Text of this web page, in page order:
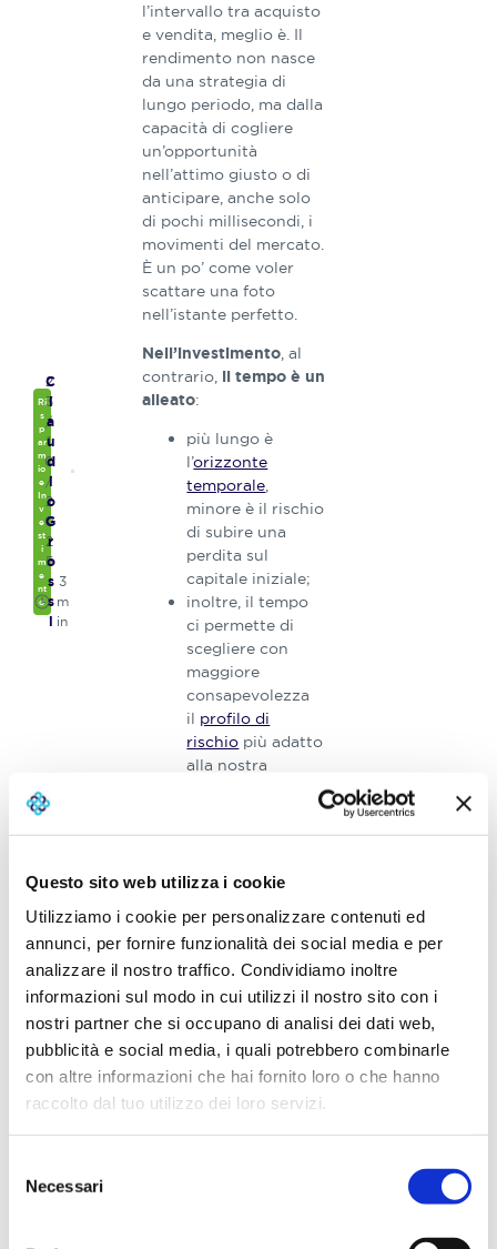
Questo sito web utilizza i cookie
Utilizziamo i cookie per personalizzare contenuti ed
annunci, per fornire funzionalità dei social media e per
analizzare il nostro traffico. Condividiamo inoltre
informazioni sul modo in cui utilizzi il nostro sito con i
nostri partner che si occupano di analisi dei dati web,
pubblicità e social media, i quali potrebbero combinarle
con altre informazioni che hai fornito loro o che hanno
raccolto dal tuo utilizzo dei loro servizi.
delNecessari
Ri
s
p
ar
m
io
e
In
v
e
st
i
m
e
nt
o
2
3
/
1
0
/
2
0
2
5
3
m
in
C
l
a
u
d
i
o
G
r
o
s
s
i
l’intervallo tra acquisto
e vendita, meglio è. Il
rendimento non nasce
da una strategia di
lungo periodo, ma dalla
capacità di cogliere
un’opportunità
nell’attimo giusto o di
anticipare, anche solo
di pochi millisecondi, i
movimenti del mercato.
È un po’ come voler
scattare una foto
nell’istante perfetto.
Nell’investimento, al
contrario, il tempo è un
alleato:
più lungo è
l’orizzonte
temporale,
minore è il rischio
di subire una
perdita sul
capitale iniziale;
inoltre, il tempo
ci permette di
scegliere con
maggiore
consapevolezza
il profilo di
rischio più adatto
alla nostra
come incide
l’orizzonte
temporale
Per fare un esempio
concreto, su un anno
investire può
significare oscillazioni
forti (da +20% a –20%),
probabilità di perdita si